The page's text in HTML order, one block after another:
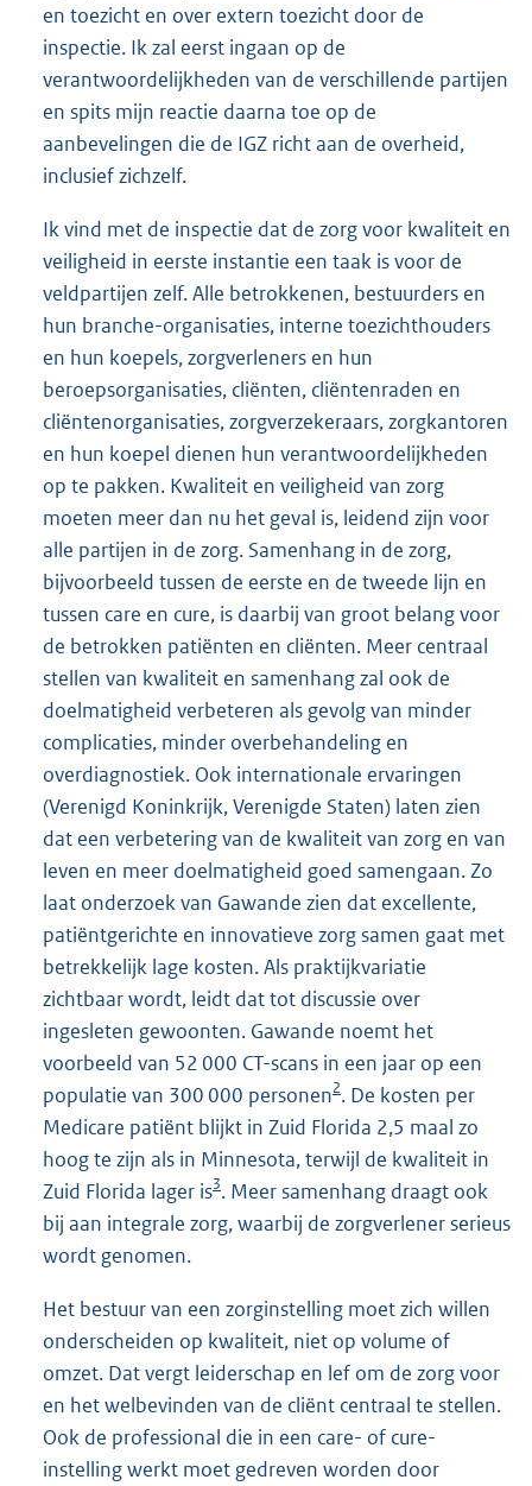
en toezicht en over extern toezicht door de
inspectie. Ik zal eerst ingaan op de
verantwoordelijkheden van de verschillende partijen
en spits mijn reactie daarna toe op de
aanbevelingen die de IGZ richt aan de overheid,
inclusief zichzelf.
Ik vind met de inspectie dat de zorg voor kwaliteit en
veiligheid in eerste instantie een taak is voor de
veldpartijen zelf. Alle betrokkenen, bestuurders en
hun branche-organisaties, interne toezichthouders
en hun koepels, zorgverleners en hun
beroepsorganisaties, cliënten, cliëntenraden en
cliëntenorganisaties, zorgverzekeraars, zorgkantoren
en hun koepel dienen hun verantwoordelijkheden
op te pakken. Kwaliteit en veiligheid van zorg
moeten meer dan nu het geval is, leidend zijn voor
alle partijen in de zorg. Samenhang in de zorg,
bijvoorbeeld tussen de eerste en de tweede lijn en
tussen care en cure, is daarbij van groot belang voor
de betrokken patiënten en cliënten. Meer centraal
stellen van kwaliteit en samenhang zal ook de
doelmatigheid verbeteren als gevolg van minder
complicaties, minder overbehandeling en
overdiagnostiek. Ook internationale ervaringen
(Verenigd Koninkrijk, Verenigde Staten) laten zien
dat een verbetering van de kwaliteit van zorg en van
leven en meer doelmatigheid goed samengaan. Zo
laat onderzoek van Gawande zien dat excellente,
patiëntgerichte en innovatieve zorg samen gaat met
betrekkelijk lage kosten. Als praktijkvariatie
zichtbaar wordt, leidt dat tot discussie over
ingesleten gewoonten. Gawande noemt het
voorbeeld van 52 000 CT-scans in een jaar op een
populatie van 300 000 personen2. De kosten per
Medicare patiënt blijkt in Zuid Florida 2,5 maal zo
hoog te zijn als in Minnesota, terwijl de kwaliteit in
Zuid Florida lager is3. Meer samenhang draagt ook
bij aan integrale zorg, waarbij de zorgverlener serieus
wordt genomen.
Het bestuur van een zorginstelling moet zich willen
onderscheiden op kwaliteit, niet op volume of
omzet. Dat vergt leiderschap en lef om de zorg voor
en het welbevinden van de cliënt centraal te stellen.
Ook de professional die in een care- of cure-
instelling werkt moet gedreven worden door